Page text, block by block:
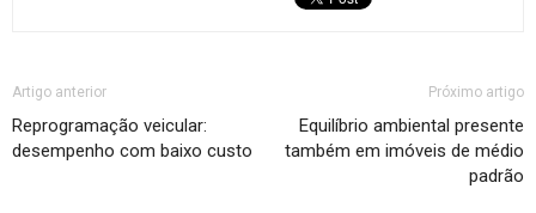
Artigo anterior
Reprogramação veicular:
desempenho com baixo custo
Próximo artigo
Equilíbrio ambiental presente
também em imóveis de médio
padrão